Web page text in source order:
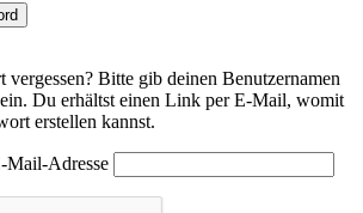
vergessen? Bitte gib deinen Benutzernamen
Du erhältst einen Link per E-Mail, womit
erstellen kannst.
Mail-Adresse